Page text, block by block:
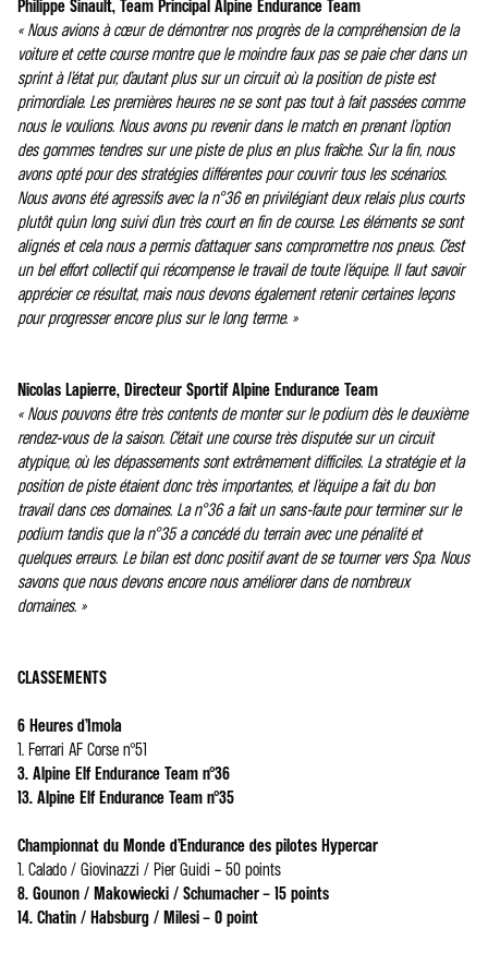
Philippe Sinault, Team Principal Alpine Endurance Team
« Nous avions à cœur de démontrer nos progrès de la compréhension de la
voiture et cette course montre que le moindre faux pas se paie cher dans un
sprint à l’état pur, d’autant plus sur un circuit où la position de piste est
primordiale. Les premières heures ne se sont pas tout à fait passées comme
nous le voulions. Nous avons pu revenir dans le match en prenant l’option
des gommes tendres sur une piste de plus en plus fraîche. Sur la fin, nous
avons opté pour des stratégies différentes pour couvrir tous les scénarios.
Nous avons été agressifs avec la n°36 en privilégiant deux relais plus courts
plutôt qu’un long suivi d’un très court en fin de course. Les éléments se sont
alignés et cela nous a permis d’attaquer sans compromettre nos pneus. C’est
un bel effort collectif qui récompense le travail de toute l’équipe. Il faut savoir
apprécier ce résultat, mais nous devons également retenir certaines leçons
pour progresser encore plus sur le long terme. »
Nicolas Lapierre, Directeur Sportif Alpine Endurance Team
« Nous pouvons être très contents de monter sur le podium dès le deuxième
rendez-vous de la saison. C’était une course très disputée sur un circuit
atypique, où les dépassements sont extrêmement difficiles. La stratégie et la
position de piste étaient donc très importantes, et l’équipe a fait du bon
travail dans ces domaines. La n°36 a fait un sans-faute pour terminer sur le
podium tandis que la n°35 a concédé du terrain avec une pénalité et
quelques erreurs. Le bilan est donc positif avant de se tourner vers Spa. Nous
savons que nous devons encore nous améliorer dans de nombreux
domaines. »
CLASSEMENTS
6 Heures d’Imola
1. Ferrari AF Corse n°51
3. Alpine Elf Endurance Team n°36
13. Alpine Elf Endurance Team n°35
Championnat du Monde d’Endurance des pilotes Hypercar
1. Calado / Giovinazzi / Pier Guidi – 50 points
8. Gounon / Makowiecki / Schumacher – 15 points
14. Chatin / Habsburg / Milesi – 0 point